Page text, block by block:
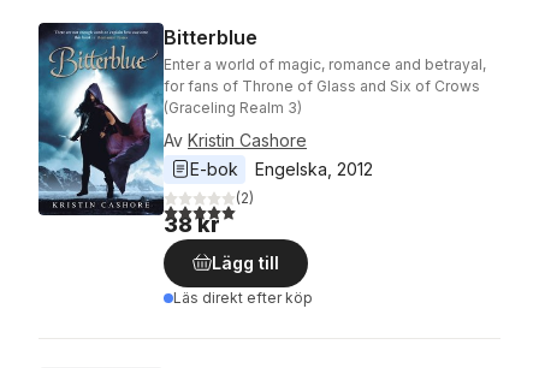
Bitterblue
Enter a world of magic, romance and betrayal,
for fans of Throne of Glass and Six of Crows
(Graceling Realm 3)
Av Kristin Cashore
E-bok
Engelska 2012
5,0utav 5 stjärnor. Totalt antal röster:
(2)
38 kr
Lägg till
Läs direkt efter köp